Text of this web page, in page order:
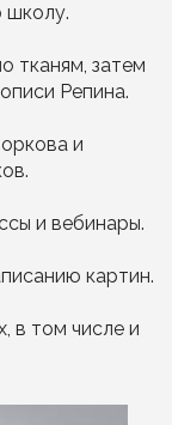
школу.
тканям, затем
Репина.
и
и вебинары.
картин.
в том числе и